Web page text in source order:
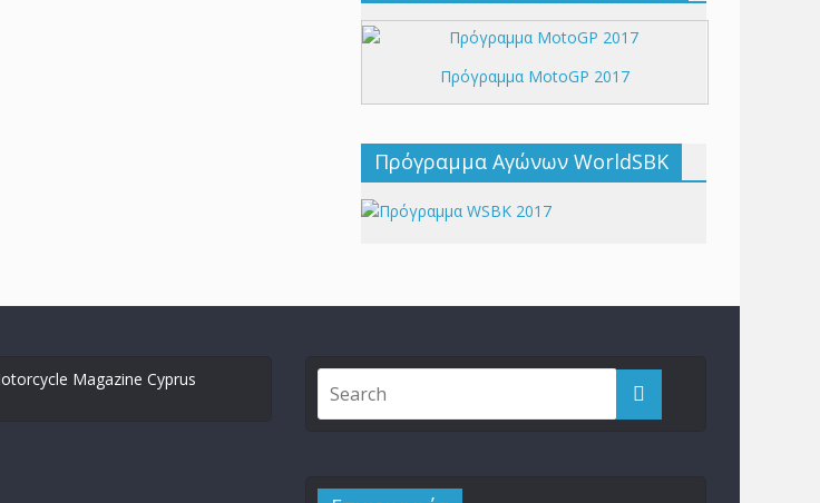
Πρόγραμμα MotoGP 2017
Πρόγραμμα Αγώνων WorldSBK